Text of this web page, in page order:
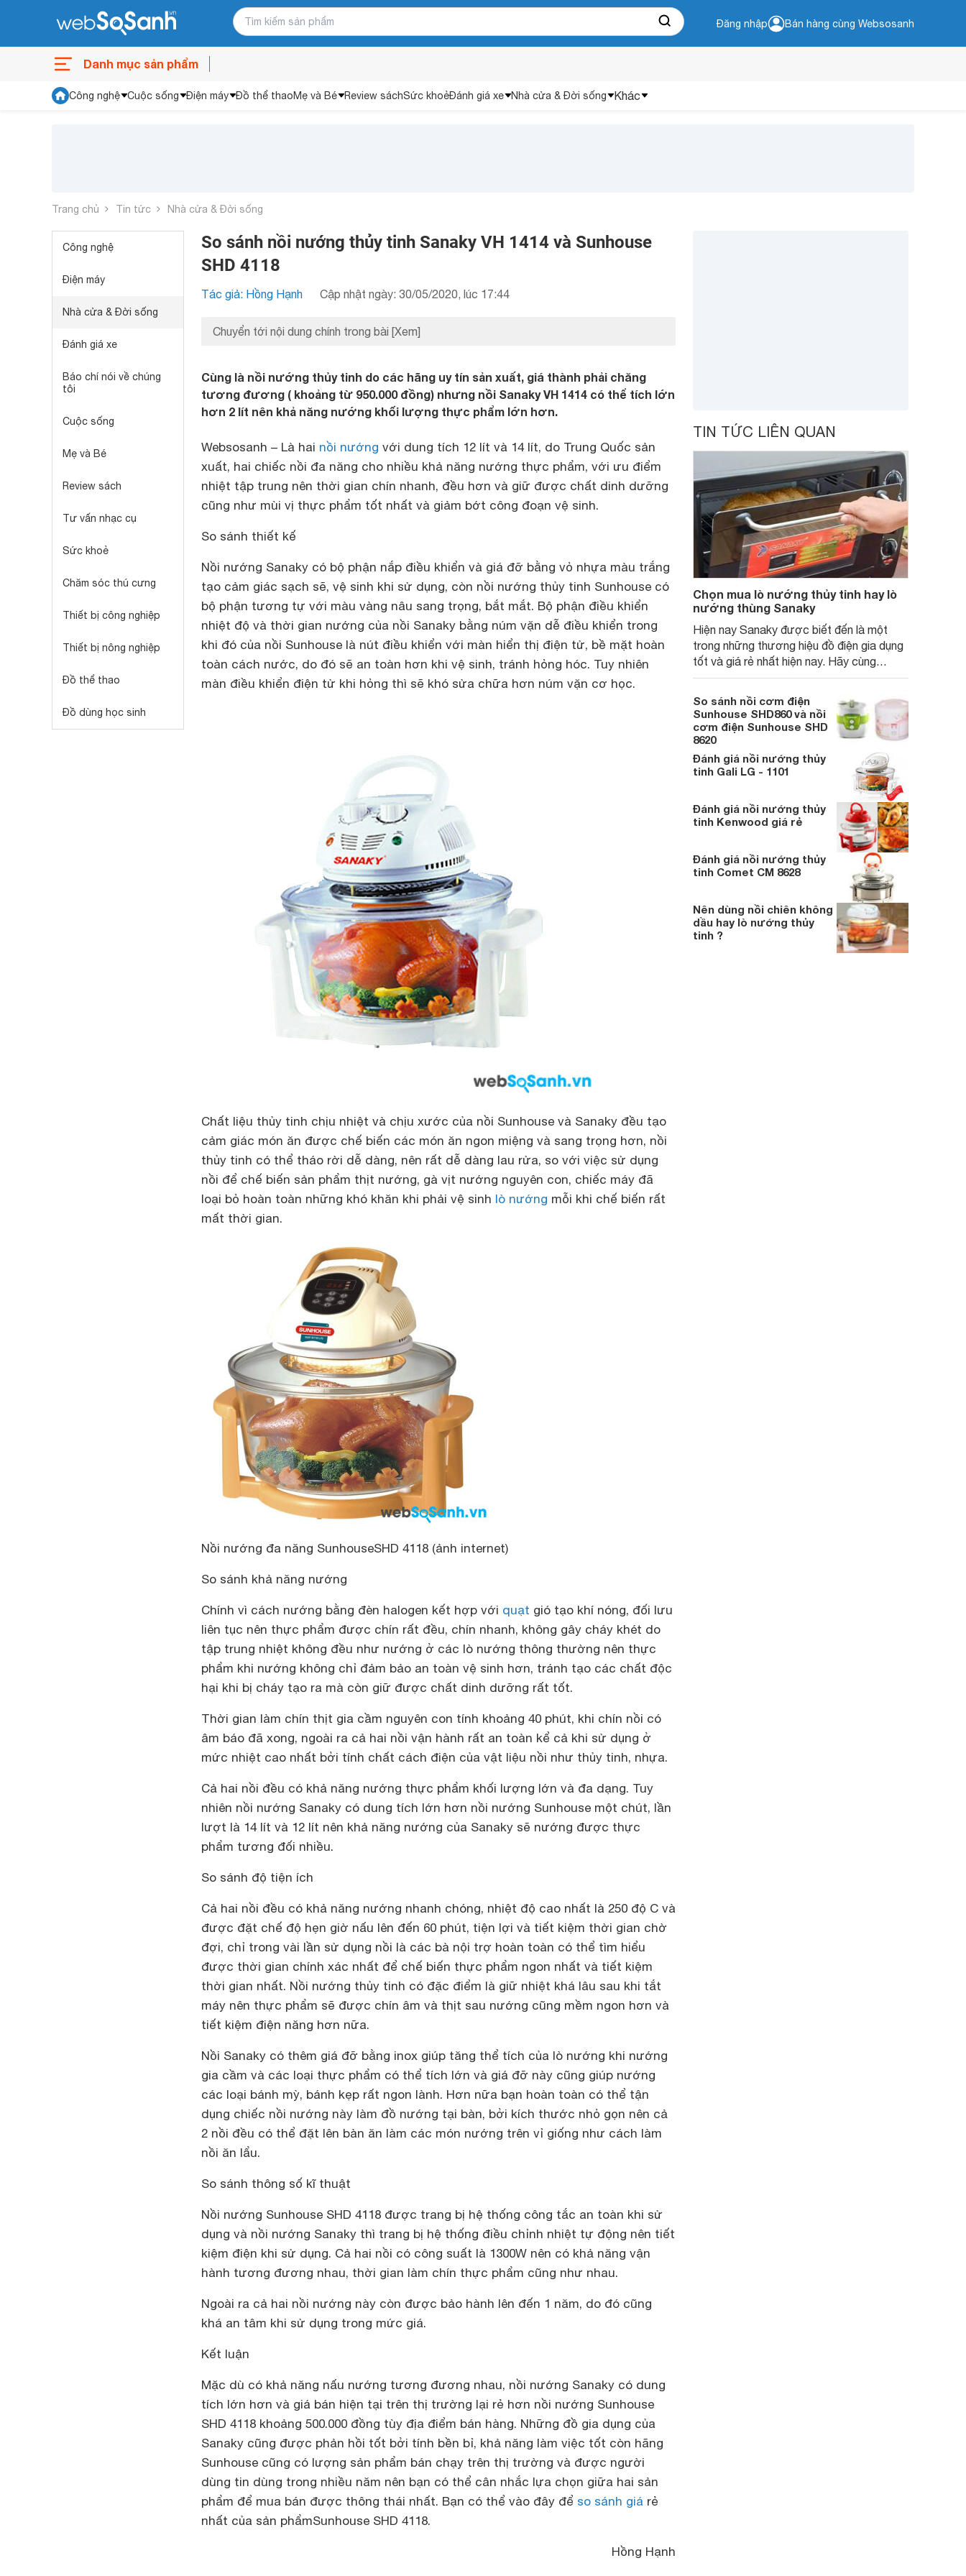
Đăng nhập Bán hàng cùng Websosanh
Danh mục sản phẩm
Công nghệ Cuộc sống Điện máy Đồ thể thaoMẹ và Bé Review sáchSức khoẻĐánh giá xe Nhà cửa & Đời sống Khác
Trang chủ Tin tức Nhà cửa & Đời sống
Công nghệ
Điện máy
Nhà cửa & Đời sống
Đánh giá xe
Báo chí nói về chúng
tôi
Cuộc sống
Mẹ và Bé
Review sách
Tư vấn nhạc cụ
Sức khoẻ
Chăm sóc thú cưng
Thiết bị công nghiệp
Thiết bị nông nghiệp
Đồ thể thao
Đồ dùng học sinh
So sánh nồi nướng thủy tinh Sanaky VH 1414 và Sunhouse
SHD 4118
Tác giả: Hồng Hạnh Cập nhật ngày: 30/05/2020, lúc 17:44
Chuyển tới nội dung chính trong bài [Xem]
Cùng là nồi nướng thủy tinh do các hãng uy tín sản xuất, giá thành phải chăng
tương đương ( khoảng từ 950.000 đồng) nhưng nồi Sanaky VH 1414 có thể tích lớn
hơn 2 lít nên khả năng nướng khối lượng thực phẩm lớn hơn.
Websosanh – Là hai nồi nướng với dung tích 12 lít và 14 lít, do Trung Quốc sản
xuất, hai chiếc nồi đa năng cho nhiều khả năng nướng thực phẩm, với ưu điểm
nhiệt tập trung nên thời gian chín nhanh, đều hơn và giữ được chất dinh dưỡng
cũng như mùi vị thực phẩm tốt nhất và giảm bớt công đoạn vệ sinh.
So sánh thiết kế
Nồi nướng Sanaky có bộ phận nắp điều khiển và giá đỡ bằng vỏ nhựa màu trắng
tạo cảm giác sạch sẽ, vệ sinh khi sử dụng, còn nồi nướng thủy tinh Sunhouse có
bộ phận tương tự với màu vàng nâu sang trọng, bắt mắt. Bộ phận điều khiển
nhiệt độ và thời gian nướng của nồi Sanaky bằng núm vặn dễ điều khiển trong
khi đó của nồi Sunhouse là nút điều khiển với màn hiển thị điện tử, bề mặt hoàn
toàn cách nước, do đó sẽ an toàn hơn khi vệ sinh, tránh hỏng hóc. Tuy nhiên
màn điều khiển điện tử khi hỏng thì sẽ khó sửa chữa hơn núm vặn cơ học.
Chất liệu thủy tinh chịu nhiệt và chịu xước của nồi Sunhouse và Sanaky đều tạo
cảm giác món ăn được chế biến các món ăn ngon miệng và sang trọng hơn, nồi
thủy tinh có thể tháo rời dễ dàng, nên rất dễ dàng lau rửa, so với việc sử dụng
nồi để chế biến sản phẩm thịt nướng, gà vịt nướng nguyên con, chiếc máy đã
loại bỏ hoàn toàn những khó khăn khi phải vệ sinh lò nướng mỗi khi chế biến rất
mất thời gian.
Nồi nướng đa năng SunhouseSHD 4118 (ảnh internet)
So sánh khả năng nướng
Chính vì cách nướng bằng đèn halogen kết hợp với quạt gió tạo khí nóng, đối lưu
liên tục nên thực phẩm được chín rất đều, chín nhanh, không gây cháy khét do
tập trung nhiệt không đều như nướng ở các lò nướng thông thường nên thực
phẩm khi nướng không chỉ đảm bảo an toàn vệ sinh hơn, tránh tạo các chất độc
hại khi bị cháy tạo ra mà còn giữ được chất dinh dưỡng rất tốt.
Thời gian làm chín thịt gia cầm nguyên con tính khoảng 40 phút, khi chín nồi có
âm báo đã xong, ngoài ra cả hai nồi vận hành rất an toàn kể cả khi sử dụng ở
mức nhiệt cao nhất bởi tính chất cách điện của vật liệu nồi như thủy tinh, nhựa.
Cả hai nồi đều có khả năng nướng thực phẩm khối lượng lớn và đa dạng. Tuy
nhiên nồi nướng Sanaky có dung tích lớn hơn nồi nướng Sunhouse một chút, lần
lượt là 14 lít và 12 lít nên khả năng nướng của Sanaky sẽ nướng được thực
phẩm tương đối nhiều.
So sánh độ tiện ích
Cả hai nồi đều có khả năng nướng nhanh chóng, nhiệt độ cao nhất là 250 độ C và
được đặt chế độ hẹn giờ nấu lên đến 60 phút, tiện lợi và tiết kiệm thời gian chờ
đợi, chỉ trong vài lần sử dụng nồi là các bà nội trợ hoàn toàn có thể tìm hiểu
được thời gian chính xác nhất để chế biến thực phẩm ngon nhất và tiết kiệm
thời gian nhất. Nồi nướng thủy tinh có đặc điểm là giữ nhiệt khá lâu sau khi tắt
máy nên thực phẩm sẽ được chín âm và thịt sau nướng cũng mềm ngon hơn và
tiết kiệm điện năng hơn nữa.
Nồi Sanaky có thêm giá đỡ bằng inox giúp tăng thể tích của lò nướng khi nướng
gia cầm và các loại thực phẩm có thể tích lớn và giá đỡ này cũng giúp nướng
các loại bánh mỳ, bánh kẹp rất ngon lành. Hơn nữa bạn hoàn toàn có thể tận
dụng chiếc nồi nướng này làm đồ nướng tại bàn, bởi kích thước nhỏ gọn nên cả
2 nồi đều có thể đặt lên bàn ăn làm các món nướng trên vỉ giống như cách làm
nồi ăn lẩu.
So sánh thông số kĩ thuật
Nồi nướng Sunhouse SHD 4118 được trang bị hệ thống công tắc an toàn khi sử
dụng và nồi nướng Sanaky thì trang bị hệ thống điều chỉnh nhiệt tự động nên tiết
kiệm điện khi sử dụng. Cả hai nồi có công suất là 1300W nên có khả năng vận
hành tương đương nhau, thời gian làm chín thực phẩm cũng như nhau.
Ngoài ra cả hai nồi nướng này còn được bảo hành lên đến 1 năm, do đó cũng
khá an tâm khi sử dụng trong mức giá.
Kết luận
Mặc dù có khả năng nấu nướng tương đương nhau, nồi nướng Sanaky có dung
tích lớn hơn và giá bán hiện tại trên thị trường lại rẻ hơn nồi nướng Sunhouse
SHD 4118 khoảng 500.000 đồng tùy địa điểm bán hàng. Những đồ gia dụng của
Sanaky cũng được phản hồi tốt bởi tính bền bỉ, khả năng làm việc tốt còn hãng
Sunhouse cũng có lượng sản phẩm bán chạy trên thị trường và được người
dùng tin dùng trong nhiều năm nên bạn có thể cân nhắc lựa chọn giữa hai sản
phẩm để mua bán được thông thái nhất. Bạn có thể vào đây để so sánh giá rẻ
nhất của sản phẩmSunhouse SHD 4118.
Hồng Hạnh
TIN TỨC LIÊN QUAN
Chọn mua lò nướng thủy tinh hay lò
nướng thùng Sanaky
Hiện nay Sanaky được biết đến là một
trong những thương hiệu đồ điện gia dụng
tốt và giá rẻ nhất hiện nay. Hãy cùng
chúng tôi tìm hiểu thêm về thương hiệu lò
nướng Sanaky hiện nay
So sánh nồi cơm điện
Sunhouse SHD860 và nồi
cơm điện Sunhouse SHD
8620
Đánh giá nồi nướng thủy
tinh Gali LG - 1101
Đánh giá nồi nướng thủy
tinh Kenwood giá rẻ
Đánh giá nồi nướng thủy
tinh Comet CM 8628
Nên dùng nồi chiên không
dầu hay lò nướng thủy
tinh ?